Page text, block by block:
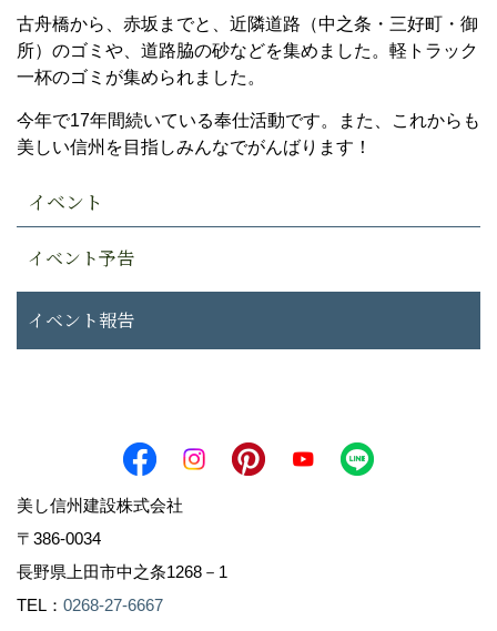
古舟橋から、赤坂までと、近隣道路（中之条・三好町・御
所）のゴミや、道路脇の砂などを集めました。軽トラック
一杯のゴミが集められました。
今年で17年間続いている奉仕活動です。また、これからも
美しい信州を目指しみんなでがんばります！
イベント
イベント予告
イベント報告
美し信州建設株式会社
〒386-0034
長野県上田市中之条1268－1
TEL： 0268-27-6667